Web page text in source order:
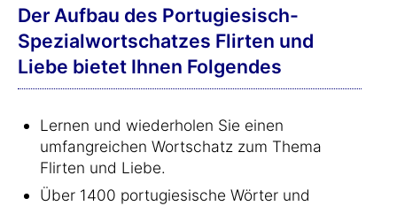
Der Aufbau des Portugiesisch-
Spezialwortschatzes Flirten und
Liebe bietet Ihnen Folgendes
Lernen und wiederholen Sie einen
umfangreichen Wortschatz zum Thema
Flirten und Liebe.
Über 1400 portugiesische Wörter und